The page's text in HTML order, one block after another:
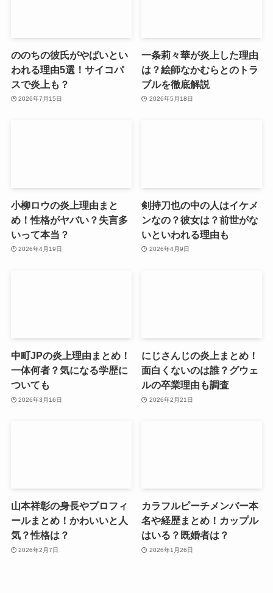
ののちの彼氏がやばいとい
われる理由5選！サイコパ
スで炎上も？
2026年7月15日
一条莉々華が炎上した理由
は？絵師なかむらとのトラ
ブルを徹底解説
2026年5月18日
小柳ロウの炎上理由まと
め！性格がヤバい？失言多
いって本当？
2026年4月19日
剣持刀也の中の人はイケメ
ンなの？彼女は？前世がな
いといわれる理由も
2026年4月9日
中町JPの炎上理由まとめ！
一体何者？気になる学歴に
ついても
2026年3月16日
にじさんじの炎上まとめ！
面白くないのは誰？グウェ
ルの卒業理由も調査
2026年2月21日
山本祥彰の身長やプロフィ
ールまとめ！かわいいと人
気？性格は？
2026年2月7日
カラフルピーチメンバー本
名や経歴まとめ！カップル
はいる？既婚者は？
2026年1月26日